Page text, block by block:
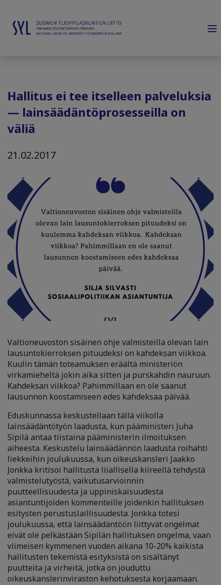
Hallitus ei tee itselleen palveluksia
— lainsäädäntöprosesseilla on
väliä
21.02.2017
Valtioneuvoston sisäinen ohje valmisteilla olevan lain
lausuntokierroksen pituudeksi on kahdeksan viikkoa.
Kuulin tämän toteamuksen eräältä ministeriön
virkamieheltä jokin aika sitten ja purskahdin nauruun.
Kahdeksan viikkoa? Pahimmillaan en ole saanut
lausunnon koostamiseen edes kahdeksaa päivää.
Eduskunnassa keskustellaan tällä viikolla
lainsäädäntötyön laadusta, kun pääministeri Juha
Sipilä antaa tiistaina pääministerin ilmoituksen
aiheesta. Keskustelu lainsäädännön laadusta roihahti
liekkeihin joulukuussa, kun oikeuskansleri Jaakko
Jonkka kritisoi hallitusta liiallisella kiireellä tehdystä
valmistelutyöstä, vaikutusarvioinnin
puutteellisuudesta ja uppiniskaisuudesta
asiantuntijoiden kommenteille joidenkin hallituksen
esitysten perustuslaillisuudesta. Jonkka totesi
joulukuussa, että lainsäädäntöön liittyvät ongelmat
eivät ole pelkästään Sipilän hallituksen ongelma, vaan
viimeisen kymmenen vuoden aikana 10-20% kaikista
hallitusten tekemistä esityksistä on sisältänyt
puutteita ja virheitä, jotka on jouduttu
oikeuskanslerinviraston kehotuksesta korjaamaan.